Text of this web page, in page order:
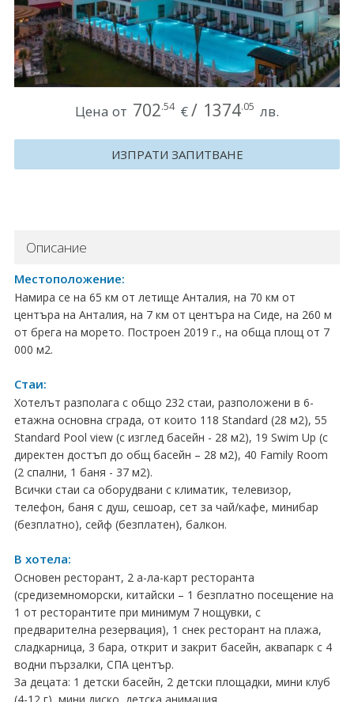
Уикенд програми
ДЕСТИНАЦИИ
Албания
Хърватия
Италия
Австрия
Сърбия - E-Tours
Турция
Испания
Франция
Швеция
ПРАЗНИЦИ
Цена от 702.54 €/ 1374.05 лв.
ИЗПРАТИ ЗАПИТВАНЕ
Описание
Местоположение:
Намира се на 65 км от летище Анталия, на 70 км от
центъра на Анталия, на 7 км от центъра на Сиде, на 260 м
от брега на морето. Построен 2019 г., на обща площ от 7
000 м2.
Стаи:
Хотелът разполага с общо 232 стаи, разположени в 6-
етажна основна сграда, от които 118 Standard (28 м2), 55
Standard Pool view (с изглед басейн - 28 м2), 19 Swim Up (с
директен достъп до общ басейн – 28 м2), 40 Family Room
(2 спални, 1 баня - 37 м2).
Всички стаи са оборудвани с климатик, телевизор,
телефон, баня с душ, сешоар, сет за чай/кафе, минибар
(безплатно), сейф (безплатен), балкон.
В хотела:
Основен ресторант, 2 а-ла-карт ресторанта
(средиземноморски, китайски – 1 безплатно посещение на
1 от ресторантите при минимум 7 нощувки, с
предварителна резервация), 1 снек ресторант на плажа,
сладкарница, 3 бара, открит и закрит басейн, аквапарк с 4
водни пързалки, СПА център.
За децата: 1 детски басейн, 2 детски площадки, мини клуб